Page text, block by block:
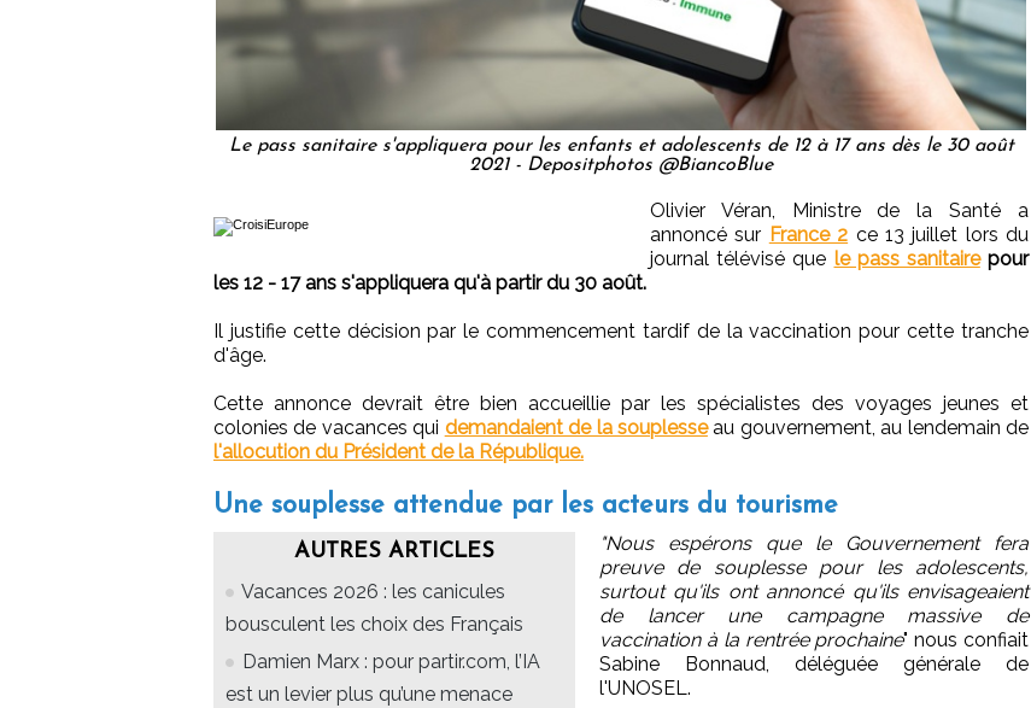
Le pass sanitaire s'appliquera pour les enfants et adolescents de 12 à 17 ans dès le 30 août
2021 - Depositphotos @BiancoBlue
Olivier Véran, Ministre de la Santé a
annoncé sur France 2 ce 13 juillet lors du
journal télévisé que le pass sanitaire pour
les 12 - 17 ans s'appliquera qu'à partir du 30 août.
Il justifie cette décision par le commencement tardif de la vaccination pour cette tranche
d'âge.
Cette annonce devrait être bien accueillie par les spécialistes des voyages jeunes et
colonies de vacances qui demandaient de la souplesseau gouvernement, au lendemain de
l'allocution du Président de la République.
Une souplesse attendue par les acteurs du tourisme
AUTRES ARTICLES
Vacances 2026 : les canicules
bousculent les choix des Français
Damien Marx : pour partir.com, l’IA
est un levier plus qu’une menace
"Nous espérons que le Gouvernement fera
preuve de souplesse pour les adolescents,
surtout qu'ils ont annoncé qu'ils envisageaient
de lancer une campagne massive de
vaccination à la rentrée prochaine" nous confiait
Sabine Bonnaud, déléguée générale de
l'UNOSEL.